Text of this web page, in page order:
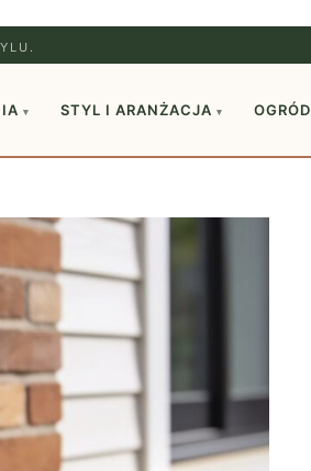
▾ STYL I ARANŻACJA ▾ OGRÓD